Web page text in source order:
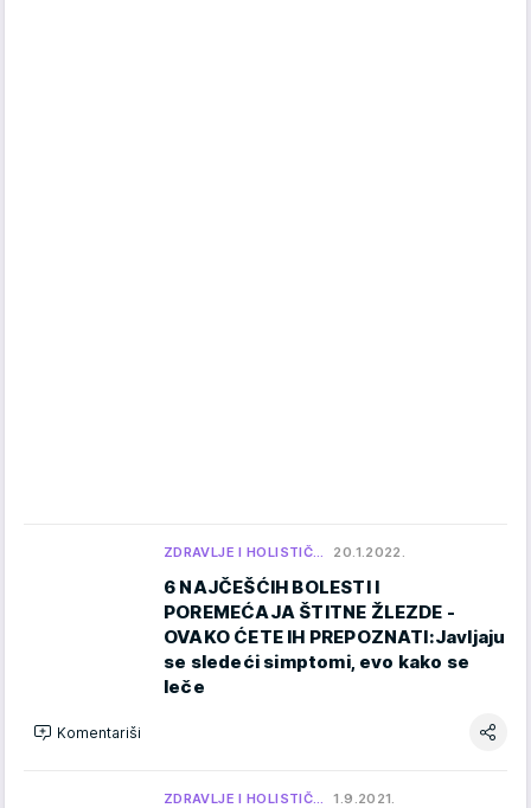
ZDRAVLJE I HOLISTIČ… 20.1.2022.
6 NAJČEŠĆIH BOLESTI I
POREMEĆAJA ŠTITNE ŽLEZDE -
OVAKO ĆETE IH PREPOZNATI:Javljaju
se sledeći simptomi, evo kako se
leče
Komentariši
ZDRAVLJE I HOLISTIČ… 1.9.2021.